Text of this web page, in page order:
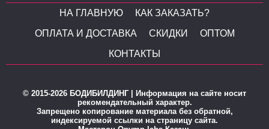
НА ГЛАВНУЮ
КАК ЗАКАЗАТЬ?
ОПЛАТА И ДОСТАВКА
СКИДКИ
ОПТОМ
КОНТАКТЫ
© 2015-2026 БОДИБИЛДИНГ | Информация на сайте носит
рекомендательный характер.
Запрещено копирование материала без обратной,
индексируемой ссылки на страницу сайта.